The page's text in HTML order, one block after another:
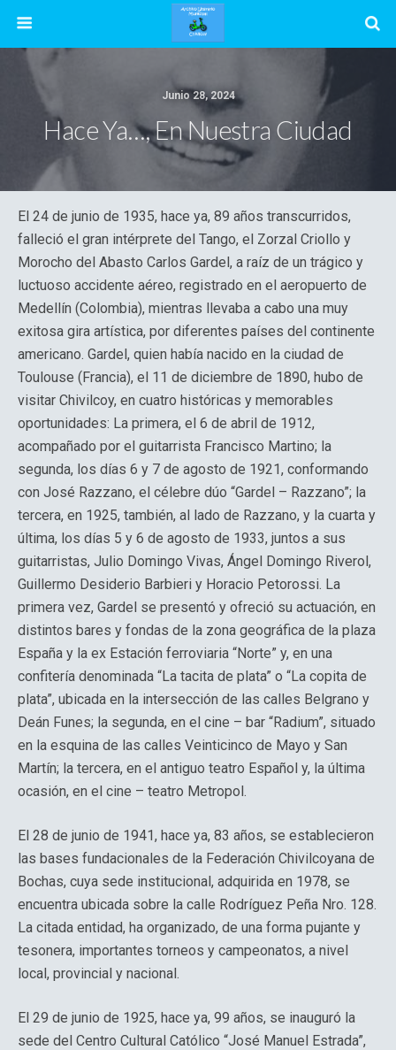
Junio 28, 2024
Hace Ya…, En Nuestra Ciudad
El 24 de junio de 1935, hace ya, 89 años transcurridos,
falleció el gran intérprete del Tango, el Zorzal Criollo y
Morocho del Abasto Carlos Gardel, a raíz de un trágico y
luctuoso accidente aéreo, registrado en el aeropuerto de
Medellín (Colombia), mientras llevaba a cabo una muy
exitosa gira artística, por diferentes países del continente
americano. Gardel, quien había nacido en la ciudad de
Toulouse (Francia), el 11 de diciembre de 1890, hubo de
visitar Chivilcoy, en cuatro históricas y memorables
oportunidades: La primera, el 6 de abril de 1912,
acompañado por el guitarrista Francisco Martino; la
segunda, los días 6 y 7 de agosto de 1921, conformando
con José Razzano, el célebre dúo “Gardel – Razzano”; la
tercera, en 1925, también, al lado de Razzano, y la cuarta y
última, los días 5 y 6 de agosto de 1933, juntos a sus
guitarristas, Julio Domingo Vivas, Ángel Domingo Riverol,
Guillermo Desiderio Barbieri y Horacio Petorossi. La
primera vez, Gardel se presentó y ofreció su actuación, en
distintos bares y fondas de la zona geográfica de la plaza
España y la ex Estación ferroviaria “Norte” y, en una
confitería denominada “La tacita de plata” o “La copita de
plata”, ubicada en la intersección de las calles Belgrano y
Deán Funes; la segunda, en el cine – bar “Radium”, situado
en la esquina de las calles Veinticinco de Mayo y San
Martín; la tercera, en el antiguo teatro Español y, la última
ocasión, en el cine – teatro Metropol.
El 28 de junio de 1941, hace ya, 83 años, se establecieron
las bases fundacionales de la Federación Chivilcoyana de
Bochas, cuya sede institucional, adquirida en 1978, se
encuentra ubicada sobre la calle Rodríguez Peña Nro. 128.
La citada entidad, ha organizado, de una forma pujante y
tesonera, importantes torneos y campeonatos, a nivel
local, provincial y nacional.
El 29 de junio de 1925, hace ya, 99 años, se inauguró la
sede del Centro Cultural Católico “José Manuel Estrada”,